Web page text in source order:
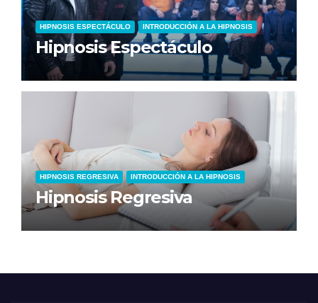
HIPNOSIS ESPECTÁCULO INTRODUCCIÓN A LA HIPNOSIS
Hipnosis Espectáculo
HIPNOSIS REGRESIVA INTRODUCCIÓN A LA HIPNOSIS
Hipnosis Regresiva